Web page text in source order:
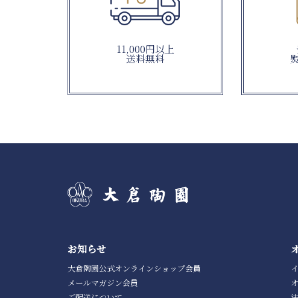
11,000円以上
送料無料
お知らせ
大倉陶園公式オンラインショップ会員
メールマガジン会員